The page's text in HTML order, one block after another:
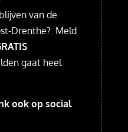
van de
Drenthe?. Meld
gaat heel
ook op social